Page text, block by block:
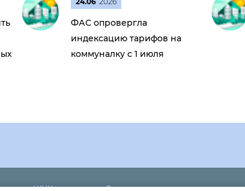
ФАС опровергла
индексацию тарифов на
коммуналку с 1 июля
ЖКХ Дома